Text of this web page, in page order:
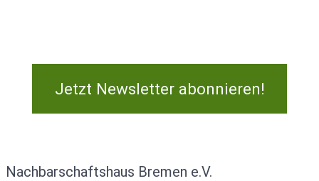
Jetzt Newsletter abonnieren!
Nachbarschaftshaus Bremen e.V.